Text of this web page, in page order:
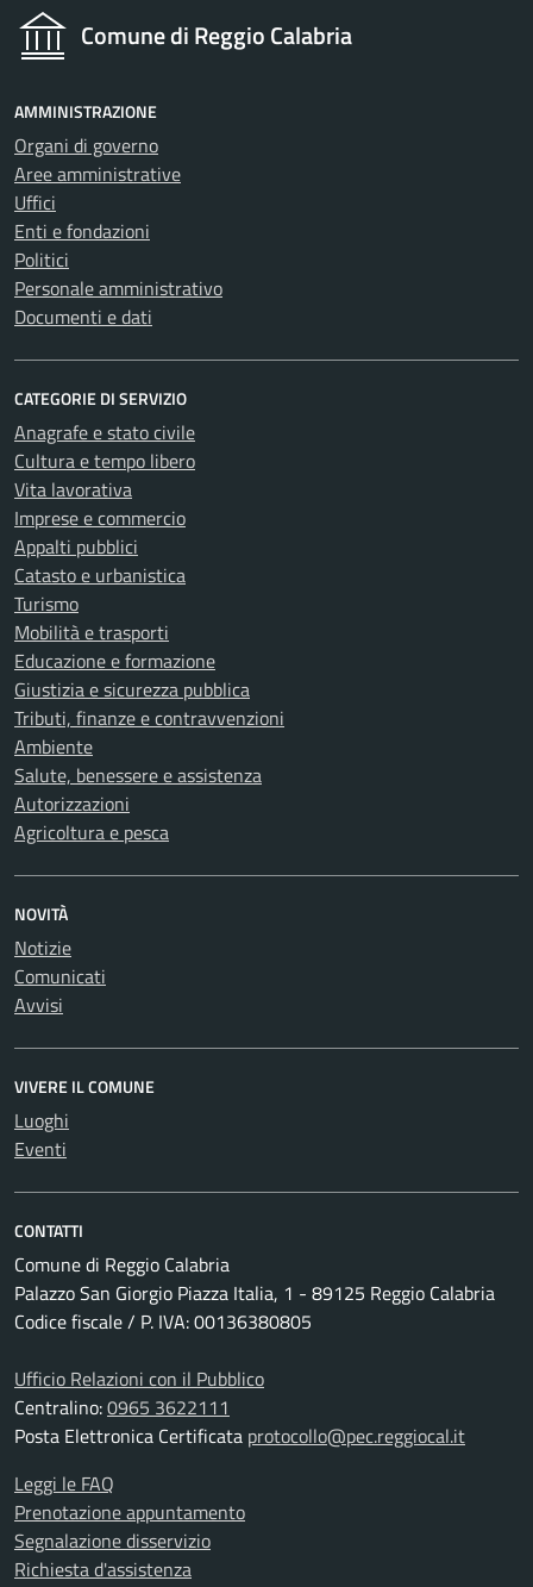
Comune di Reggio Calabria
AMMINISTRAZIONE
Organi di governo
Aree amministrative
Uffici
Enti e fondazioni
Politici
Personale amministrativo
Documenti e dati
CATEGORIE DI SERVIZIO
Anagrafe e stato civile
Cultura e tempo libero
Vita lavorativa
Imprese e commercio
Appalti pubblici
Catasto e urbanistica
Turismo
Mobilità e trasporti
Educazione e formazione
Giustizia e sicurezza pubblica
Tributi, finanze e contravvenzioni
Ambiente
Salute, benessere e assistenza
Autorizzazioni
Agricoltura e pesca
NOVITÀ
Notizie
Comunicati
Avvisi
VIVERE IL COMUNE
Luoghi
Eventi
CONTATTI
Comune di Reggio Calabria
Palazzo San Giorgio Piazza Italia, 1 - 89125 Reggio Calabria
Codice fiscale / P. IVA: 00136380805
Ufficio Relazioni con il Pubblico
Centralino:0965 3622111
Posta Elettronica Certificata protocollo@pec.reggiocal.it
Leggi le FAQ
Prenotazione appuntamento
Segnalazione disservizio
Richiesta d'assistenza